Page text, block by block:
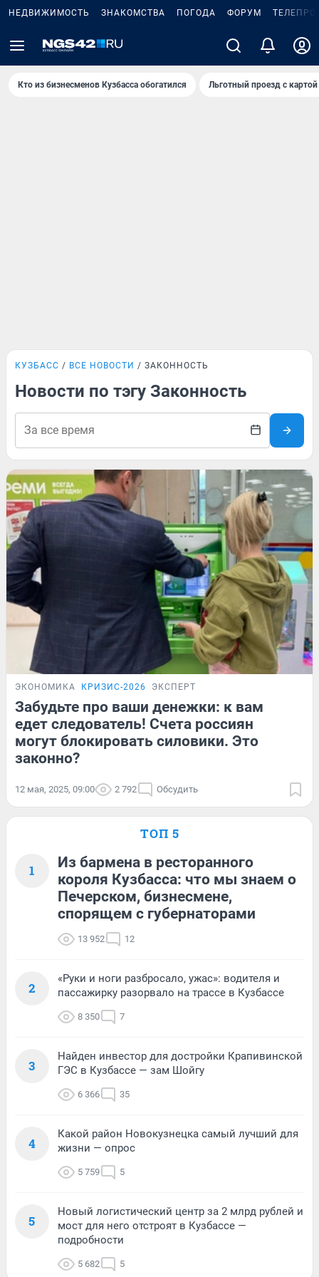
НЕДВИЖИМОСТЬ ЗНАКОМСТВА ПОГОДА ФОРУМ
Кто из бизнесменов Кузбасса обогатился Льготный проезд с
КУЗБАСС ВСЕ НОВОСТИ ЗАКОННОСТЬ
Новости по тэгу Законность
ЭКОНОМИКА КРИЗИС-2026 ЭКСПЕРТ
Забудьте про ваши денежки: к вам
едет следователь! Счета россиян
могут блокировать силовики. Это
законно?
12 мая, 2025, 09:00 2 792 Обсудить
ТОП 5
1
Из бармена в ресторанного
короля Кузбасса: что мы знаем о
Печерском, бизнесмене,
спорящем с губернаторами
13 952 12
2
«Руки и ноги разбросало, ужас»: водителя и
пассажирку разорвало на трассе в Кузбассе
8 350 7
3
Найден инвестор для достройки Крапивинской
ГЭС в Кузбассе — зам Шойгу
6 366 35
4
Какой район Новокузнецка самый лучший для
жизни — опрос
5 759 5
5
Новый логистический центр за 2 млрд рублей и
мост для него отстроят в Кузбассе —
подробности
5 682 5